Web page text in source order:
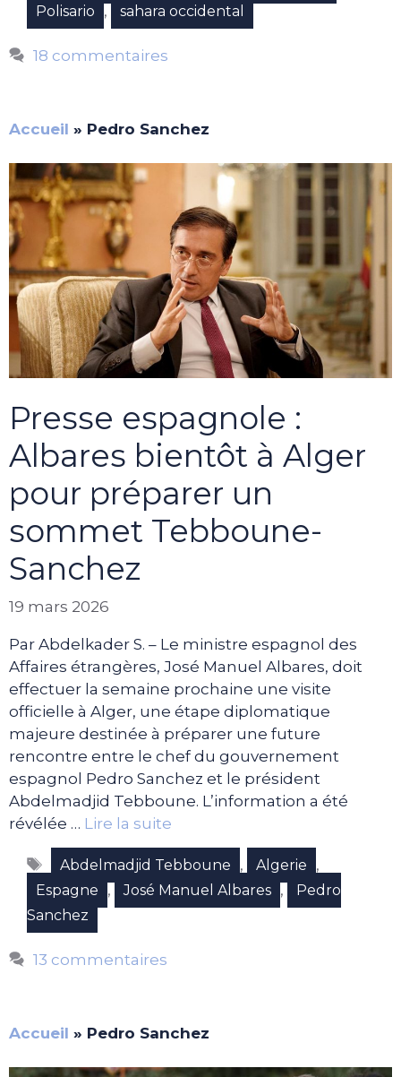
Polisario , sahara occidental
18 commentaires
Accueil » Pedro Sanchez
Presse espagnole :
Albares bientôt à Alger
pour préparer un
sommet Tebboune-
Sanchez
19 mars 2026
Par Abdelkader S. – Le ministre espagnol des
Affaires étrangères, José Manuel Albares, doit
effectuer la semaine prochaine une visite
officielle à Alger, une étape diplomatique
majeure destinée à préparer une future
rencontre entre le chef du gouvernement
espagnol Pedro Sanchez et le président
Abdelmadjid Tebboune. L’information a été
révélée … Lire la suite
Étiquettes
Abdelmadjid Tebboune , Algerie ,
Espagne , José Manuel Albares ,
Pedro
Sanchez
13 commentaires
Accueil » Pedro Sanchez